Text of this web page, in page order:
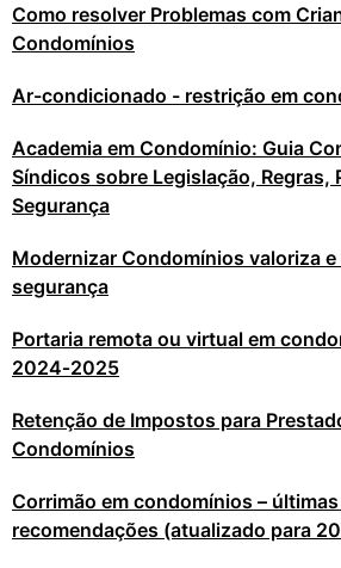
Como resolver Problemas com
Condomínios
Ar-condicionado - restrição em
Academia em Condomínio: Guia
Síndicos sobre Legislação, Regras,
Segurança
Modernizar Condomínios valoriza
segurança
Portaria remota ou virtual em
2024‑2025
Retenção de Impostos para
Condomínios
Corrimão em condomínios –
recomendações (atualizado para